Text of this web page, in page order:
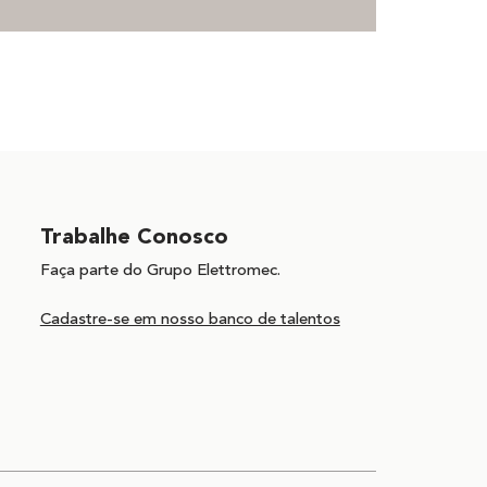
Trabalhe Conosco
Faça parte do Grupo Elettromec.
Cadastre-se em nosso banco de talentos